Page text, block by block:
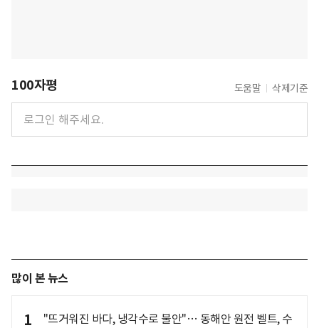
100자평 도움말 삭제기준
많이 본 뉴스
1 "뜨거워진 바다, 냉각수로 불안"… 동해안 원전 벨트, 수